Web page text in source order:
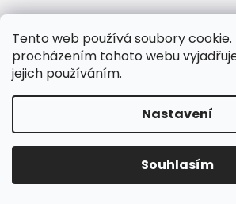
Tento web používá souborycookie
procházením tohoto webu
jejich používáním.
Nastavení
Souhlasím
HLEDAT